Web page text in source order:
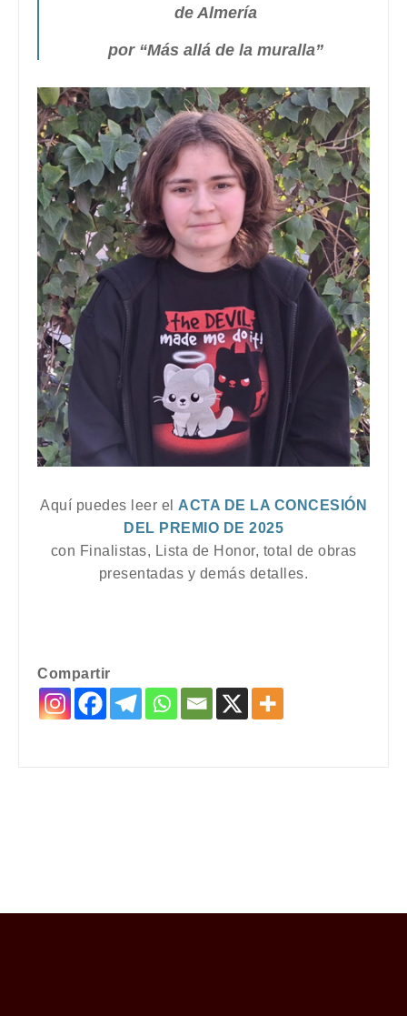
de Almería
por “Más allá de la muralla”
Aquí puedes leer el ACTA DE LA CONCESIÓN
DEL PREMIO DE 2025
con Finalistas, Lista de Honor, total de obras
presentadas y demás detalles.
Compartir